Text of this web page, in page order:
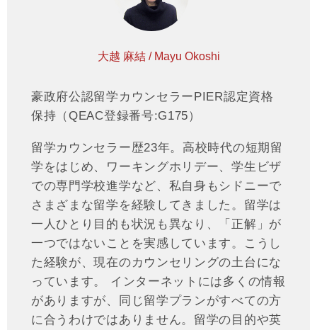
大越 麻結 / Mayu Okoshi
豪政府公認留学カウンセラーPIER認定資格
保持（QEAC登録番号:G175）
留学カウンセラー歴23年。高校時代の短期留
学をはじめ、ワーキングホリデー、学生ビザ
での専門学校進学など、私自身もシドニーで
さまざまな留学を経験してきました。留学は
一人ひとり目的も状況も異なり、「正解」が
一つではないことを実感しています。こうし
た経験が、現在のカウンセリングの土台にな
っています。 インターネットには多くの情報
がありますが、同じ留学プランがすべての方
に合うわけではありません。留学の目的や英